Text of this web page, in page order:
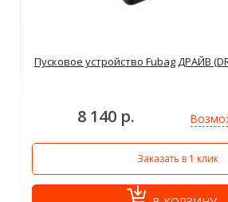
Пусковое устройство Fubag ДРАЙВ
8 140 р.
Заказать в 1 клик